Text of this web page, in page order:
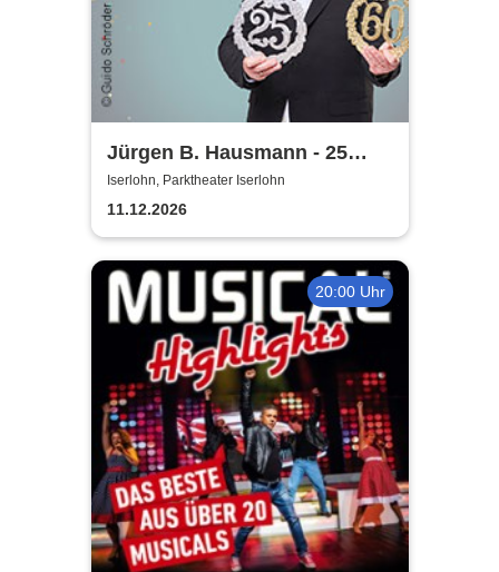
Jürgen B. Hausmann - 25
Jahre - Dat is e Ding!
Iserlohn, Parktheater Iserlohn
11.12.2026
20:00 Uhr